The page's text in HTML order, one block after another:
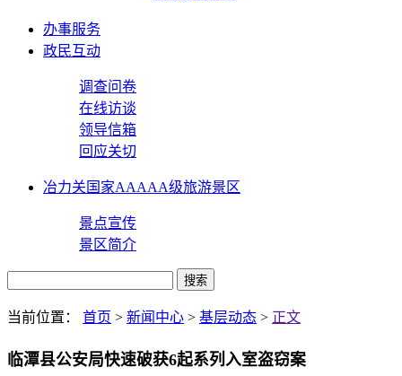
办事服务
政民互动
调查问卷
在线访谈
领导信箱
回应关切
冶力关国家AAAAA级旅游景区
景点宣传
景区简介
当前位置： 首页 > 新闻中心 > 基层动态 > 正文
临潭县公安局快速破获6起系列入室盗窃案